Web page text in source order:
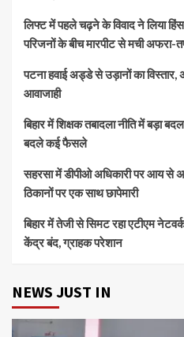
लिफ्ट में पहले चढ़ने के विवाद ने लिया
परिजनों के बीच मारपीट से मची अफरा-
पटना हवाई अड्डे से उड़ानों का विस्तार,
आवाजाही
बिहार में शिक्षक तबादला नीति में बड़ा
बदले कई फैसले
सहरसा में डीपीओ अधिकारी पर आय से
ठिकानों पर एक साथ छापेमारी
बिहार में तेजी से सिमट रहा एटीएम
केंद्र बंद, ग्राहक परेशान
NEWS JUST IN